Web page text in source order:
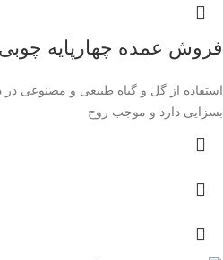
فروش عمده چهارپایه چوبی
استفاده از گل و گیاه طبیعی و مصنوعی
بسزایی دارد و موجب روح